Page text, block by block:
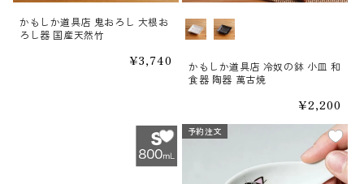
かもしか道具店 鬼おろし 大根お
ろし器 国産天然竹
通
¥3,740
カラー
かもしか道具店 冷奴の鉢 小皿 和
食器 陶器 萬古焼
通
価
¥2,200
予約注文
予約注文